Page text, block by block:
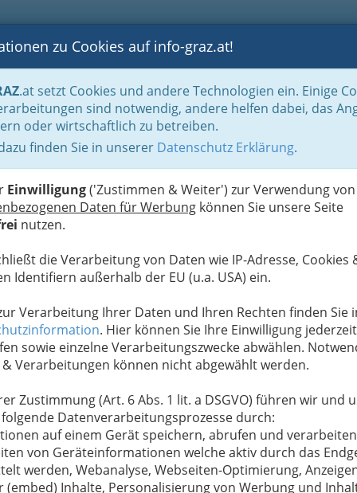
BLOGS FOTOS GASTRONOMIE BRANCHEN
zu Cookies auf info-graz.at!
.at setzt Cookies und andere Technologien ein. Einige
sind notwendig, andere helfen dabei, das
oder wirtschaftlich zu betreiben.
finden Sie in unserer Datenschutz Erklärung.
Einwilligung('Zustimmen & Weiter') zur Verwendung von
Daten für Werbung können Sie unsere Seite
nutzen.
die Verarbeitung von Daten wie IP-Adresse, Cookies
Identifiern außerhalb der EU (u.a. USA) ein.
Verarbeitung Ihrer Daten und Ihren Rechten finden Sie
. Hier können Sie Ihre Einwilligung jederzeit
sowie einzelne Verarbeitungszwecke abwählen.
& Verarbeitungen können nicht abgewählt werden.
Zustimmung (Art. 6 Abs. 1 lit. a DSGVO) führen wir und
Datenverarbeitungsprozesse durch:
auf einem Gerät speichern, abrufen und
von Geräteinformationen welche aktiv durch das
werden, Webanalyse, Webseiten-Optimierung,
(embed) Inhalte, Personalisierung von Werbung und
Der Handel nach WKO-Gliederung Radio- & Elektrohandel
betriebener Gebrauchsgegenstandfür den privaten oder
eine, oder mehrere Aufgaben, mehr oder weniger mobil
Stromnetz mit Energie versorgt, oder sind als transportable
1
wie auch morgen. Unser Bestreben ist der
unseren Kunden mit dem Ziel, individuell und